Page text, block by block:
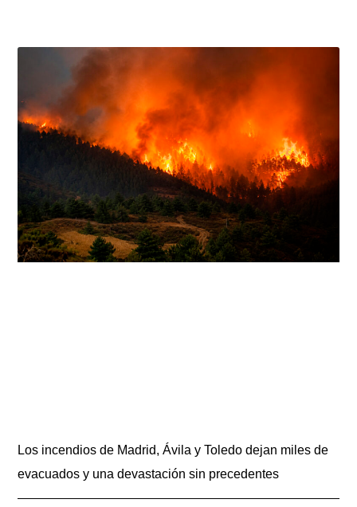
Los incendios de Madrid, Ávila y Toledo dejan miles de
evacuados y una devastación sin precedentes